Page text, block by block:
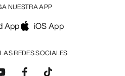
REDES SOCIALES
NUESTRA APP
App iOS App